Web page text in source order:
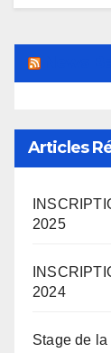
Articles
2025
2024
Stage de la